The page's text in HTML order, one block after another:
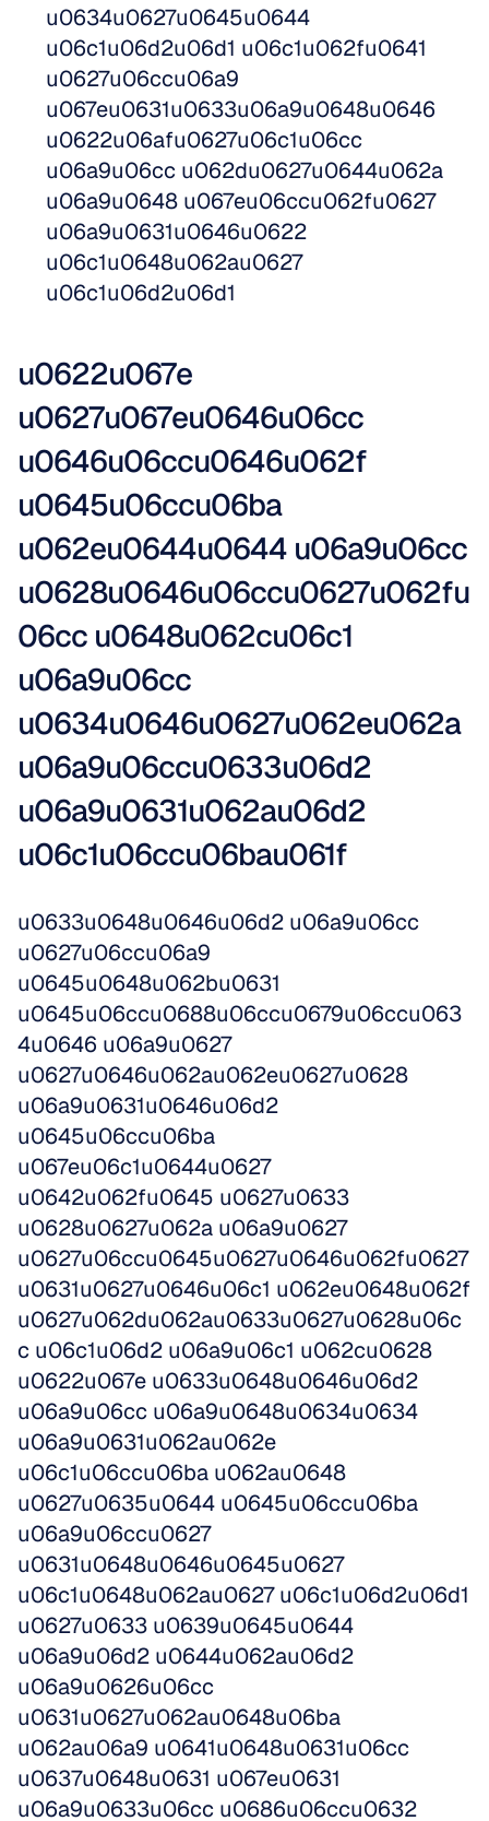
u0634u0627u0645u0644
u06c1u06d2u06d1 u06c1u062fu0641
u0627u06ccu06a9
u067eu0631u0633u06a9u0648u0646
u0622u06afu0627u06c1u06cc
u06a9u06cc u062du0627u0644u062a
u06a9u0648 u067eu06ccu062fu0627
u06a9u0631u0646u0622
u06c1u0648u062au0627
u06c1u06d2u06d1
u0622u067e
u0627u067eu0646u06cc
u0646u06ccu0646u062f
u0645u06ccu06ba
u062eu0644u0644 u06a9u06cc
u0628u0646u06ccu0627u062fu
06cc u0648u062cu06c1
u06a9u06cc
u0634u0646u0627u062eu062a
u06a9u06ccu0633u06d2
u06a9u0631u062au06d2
u06c1u06ccu06bau061f
u0633u0648u0646u06d2 u06a9u06cc
u0627u06ccu06a9
u0645u0648u062bu0631
u0645u06ccu0688u06ccu0679u06ccu063
4u0646 u06a9u0627
u0627u0646u062au062eu0627u0628
u06a9u0631u0646u06d2
u0645u06ccu06ba
u067eu06c1u0644u0627
u0642u062fu0645 u0627u0633
u0628u0627u062a u06a9u0627
u0627u06ccu0645u0627u0646u062fu0627
u0631u0627u0646u06c1 u062eu0648u062f
u0627u062du062au0633u0627u0628u06c
c u06c1u06d2 u06a9u06c1 u062cu0628
u0622u067e u0633u0648u0646u06d2
u06a9u06cc u06a9u0648u0634u0634
u06a9u0631u062au062e
u06c1u06ccu06ba u062au0648
u0627u0635u0644 u0645u06ccu06ba
u06a9u06ccu0627
u0631u0648u0646u0645u0627
u06c1u0648u062au0627 u06c1u06d2u06d1
u0627u0633 u0639u0645u0644
u06a9u06d2 u0644u062au06d2
u06a9u0626u06cc
u0631u0627u062au0648u06ba
u062au06a9 u0641u0648u0631u06cc
u0637u0648u0631 u067eu0631
u06a9u0633u06cc u0686u06ccu0632